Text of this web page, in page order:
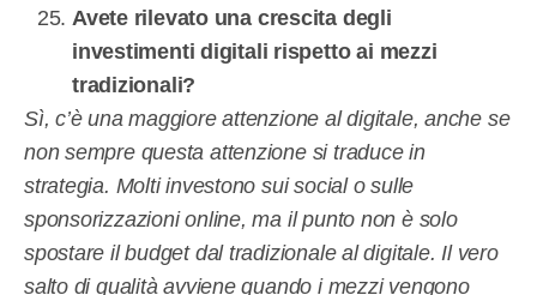
Avete rilevato una crescita degli
investimenti digitali rispetto ai mezzi
tradizionali?
Sì, c’è una maggiore attenzione al digitale, anche se
non sempre questa attenzione si traduce in
strategia. Molti investono sui social o sulle
sponsorizzazioni online, ma il punto non è solo
spostare il budget dal tradizionale al digitale. Il vero
salto di qualità avviene quando i mezzi vengono